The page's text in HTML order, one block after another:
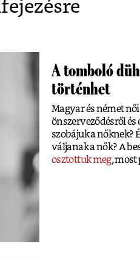
A tomboló
történhet
Magyar és német
önszerveződésről
szobájuk a nőknek?
váljanak a nők? A
osztottuk meg, most